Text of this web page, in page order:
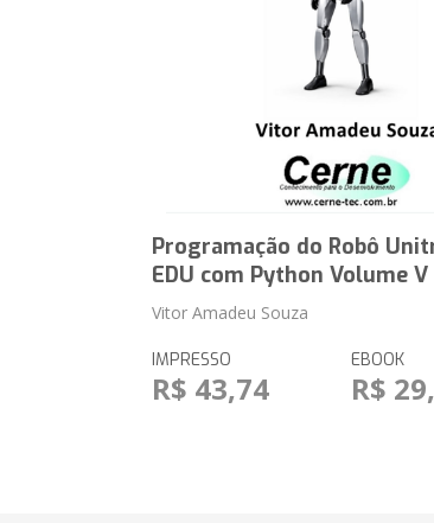
Programação do Robô
EDU com Python Volume V
Vitor Amadeu Souza
IMPRESSO
R$ 43,74
EBOOK
R$